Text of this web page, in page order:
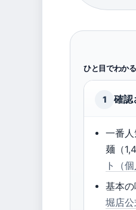
ひと目でわかる
1 確認
一番
麺（
ト（
基本
堀店